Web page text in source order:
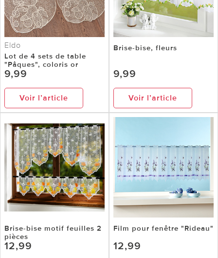
Eldo
Lot de 4 sets de table
"Pâques", coloris or
9,99
Voir l’article
Brise-bise, fleurs
9,99
Voir l’article
Brise-bise motif feuilles 2
pièces
12,99
Film pour fenêtre "Rideau"
12,99